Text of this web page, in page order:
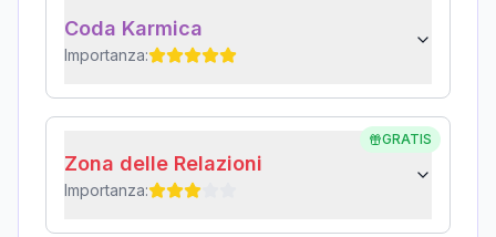
Coda Karmica
Importanza:
GRATIS
Zona delle Relazioni
Importanza: